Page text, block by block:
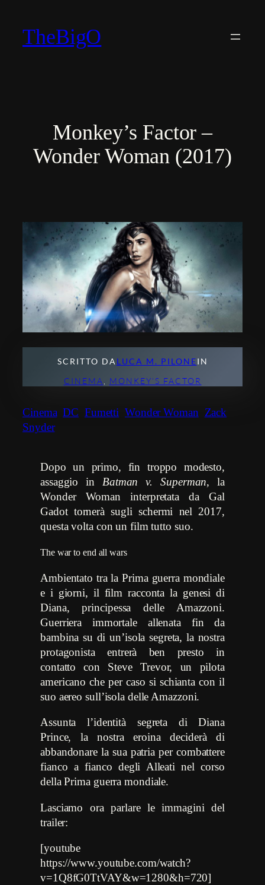
contenuto
TheBigO
Monkey’s Factor –
Wonder Woman (2017)
SCRITTO DALUCA M. PILONEIN
CINEMA, MONKEY’S FACTOR
Cinema DC Fumetti Wonder Woman Zack
Snyder
Dopo un primo, fin troppo modesto,
assaggio in Batman v. Superman, la
Wonder Woman interpretata da Gal
Gadot tornerà sugli schermi nel 2017,
questa volta con un film tutto suo.
The war to end all wars
Ambientato tra la Prima guerra mondiale
e i giorni, il film racconta la genesi di
Diana, principessa delle Amazzoni.
Guerriera immortale allenata fin da
bambina su di un’isola segreta, la nostra
protagonista entrerà ben presto in
contatto con Steve Trevor, un pilota
americano che per caso si schianta con il
suo aereo sull’isola delle Amazzoni.
Assunta l’identità segreta di Diana
Prince, la nostra eroina deciderà di
abbandonare la sua patria per combattere
fianco a fianco degli Alleati nel corso
della Prima guerra mondiale.
Lasciamo ora parlare le immagini del
trailer:
[youtube
https://www.youtube.com/watch?
v=1Q8fG0TtVAY&w=1280&h=720]